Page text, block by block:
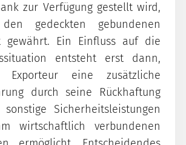
zur Verfügung gestellt wird,
gedeckten gebundenen
gewährt. Ein Einfluss auf die
entsteht erst dann,
eine zusätzliche
durch seine Rückhaftung
Sicherheitsleistungen
wirtschaftlich verbundenen